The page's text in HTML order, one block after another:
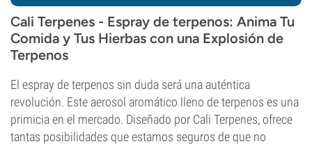
Cali Terpenes - Espray de terpenos: Anima Tu
Comida y Tus Hierbas con una Explosión de
Terpenos
El espray de terpenos sin duda será una auténtica
revolución. Este aerosol aromático lleno de terpenos es una
primicia en el mercado. Diseñado por Cali Terpenes, ofrece
tantas posibilidades que estamos seguros de que no